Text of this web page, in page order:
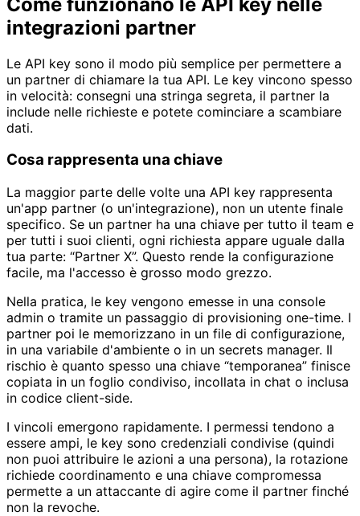
integrazioni partner
Le API key sono il modo più semplice per permettere a
un partner di chiamare la tua API. Le key vincono spesso
in velocità: consegni una stringa segreta, il partner la
include nelle richieste e potete cominciare a scambiare
dati.
Cosa rappresenta una chiave
La maggior parte delle volte una API key rappresenta
un'app partner (o un'integrazione), non un utente finale
specifico. Se un partner ha una chiave per tutto il team e
per tutti i suoi clienti, ogni richiesta appare uguale dalla
tua parte: “Partner X”. Questo rende la configurazione
facile, ma l'accesso è grosso modo grezzo.
Nella pratica, le key vengono emesse in una console
admin o tramite un passaggio di provisioning one-time. I
partner poi le memorizzano in un file di configurazione,
in una variabile d'ambiente o in un secrets manager. Il
rischio è quanto spesso una chiave “temporanea” finisce
copiata in un foglio condiviso, incollata in chat o inclusa
in codice client-side.
I vincoli emergono rapidamente. I permessi tendono a
essere ampi, le key sono credenziali condivise (quindi
non puoi attribuire le azioni a una persona), la rotazione
richiede coordinamento e una chiave compromessa
permette a un attaccante di agire come il partner finché
non la revoche.